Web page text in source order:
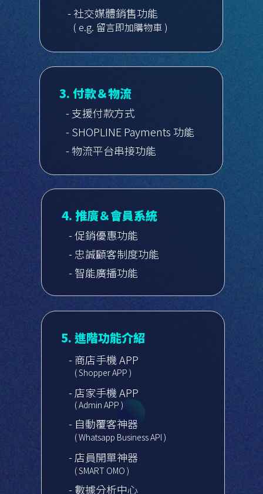
3. 付款＆物流
- 支援付款方式
- SHOPLINE Payments 功能
- 物流平台串接功能
- 社交媒體銷售功能
( e.g. 留言即加購物車 )
4. 推廣＆會員系統
5. 進階功能介紹
- 商店手機 APP
( Shopper APP )
- 促銷優惠功能
- 忠誠顧客制度功能
- 智能廣播功能
- 店家手機 APP
( Admin APP )
- 自動覆客神器
( Whatsapp Business API )
- 店員開單神器
( SMART OMO )
- 數據分析中心